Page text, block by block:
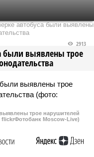
автобуса были выявлены
были выявлены трое
2913
трое нарушителей
Moscow-Live)